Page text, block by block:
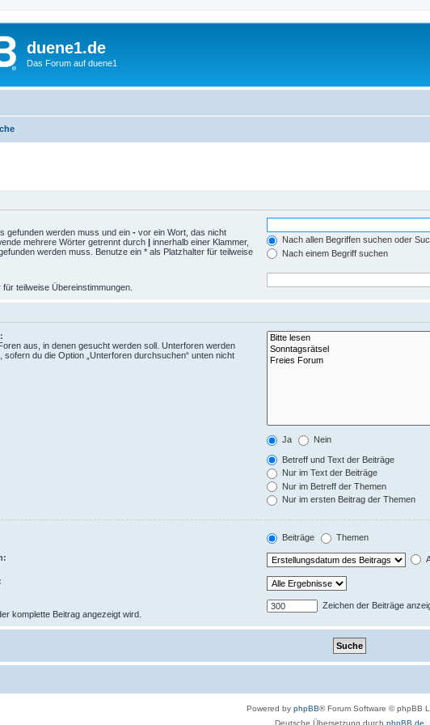
duene1.de
Das Forum auf duene1
gefunden werden muss und ein - vor ein Wort, das nicht
mehrere Wörter getrennt durch | innerhalb einer Klammer,
werden muss. Benutze ein * als Platzhalter für teilweise
Nach allen Begriffen suchen oder
Nach einem Begriff suchen
teilweise Übereinstimmungen.
aus, in denen gesucht werden soll. Unterforen werden
du die Option „Unterforen durchsuchen“ unten nicht
Ja Nein
Betreff und Text der Beiträge
Nur im Text der Beiträge
Nur im Betreff der Themen
Nur im ersten Beitrag der Themen
Beiträge Themen
komplette Beitrag angezeigt wird.
Zeichen der Beiträge
Powered by phpBB® Forum Software © phpBB
Deutsche Übersetzung durch phpBB.de